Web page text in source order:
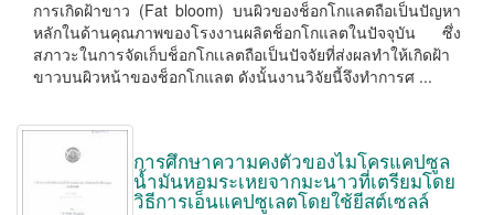
การเกิดฝ้าขาว (Fat bloom) บนผิวของช็อกโกแลตถือเป็นปัญหา
หลักในด้านคุณภาพของโรงงานผลิตช็อกโกแลตในปัจจุบัน ซึ่ง
สภาวะในการจัดเก็บช็อกโกเเลตถือเป็นปัจจัยที่ส่งผลทำให้เกิดฝ้า
ขาวบนผิวหน้าของช็อกโกแลต ดังนั้นงานวิจัยนี้จึงทำการศ ...
การศึกษาความคงตัวของไมโครแคปซูล
น้ำมันหอมระเหยจากมะนาวที่เตรียมโดย
วิธีการเอ็นแคปซูเลตโดยใช้ยีสต์เซลล์